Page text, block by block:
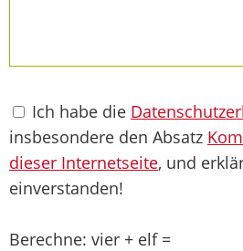
Ich habe die
insbesondere den Absatz
dieser Internetseite, und
einverstanden!
Berechne: vier + elf =